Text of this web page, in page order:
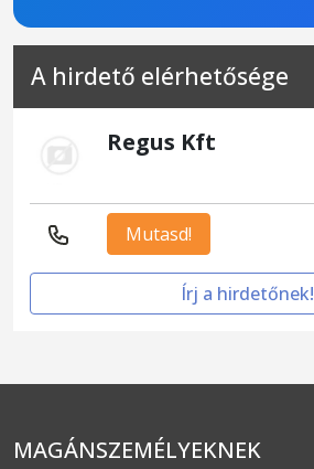
A hirdető elérhetősége
Regus Kft
Mutasd!
Írj a hirdetőnek!
MAGÁNSZEMÉLYEKNEK